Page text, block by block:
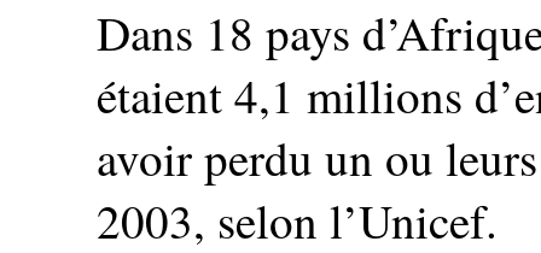
Dans 18 pays
étaient 4,1 millions
avoir perdu un ou
2003, selon l’Unicef.